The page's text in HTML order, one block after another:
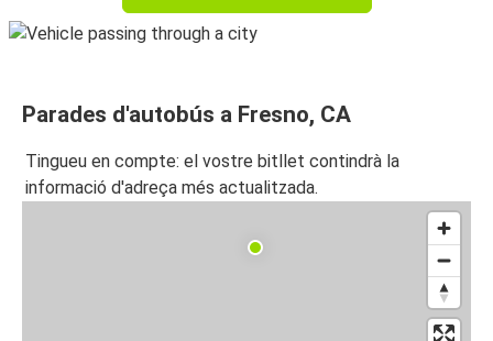
Parades d'autobús a Fresno, CA
Tingueu en compte: el vostre bitllet contindrà la
informació d'adreça més actualitzada.